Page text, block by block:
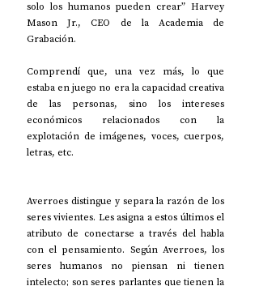
solo los humanos pueden crear” Harvey
Mason Jr., CEO de la Academia de
Grabación.
Comprendí que, una vez más, lo que
estaba en juego no era la capacidad creativa
de las personas, sino los intereses
económicos relacionados con la
explotación de imágenes, voces, cuerpos,
letras, etc.
Averroes distingue y separa la razón de los
seres vivientes. Les asigna a estos últimos el
atributo de conectarse a través del habla
con el pensamiento. Según Averroes, los
seres humanos no piensan ni tienen
intelecto; son seres parlantes que tienen la